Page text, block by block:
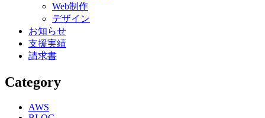
Web制作
デザイン
お知らせ
支援実績
請求書
Category
AWS